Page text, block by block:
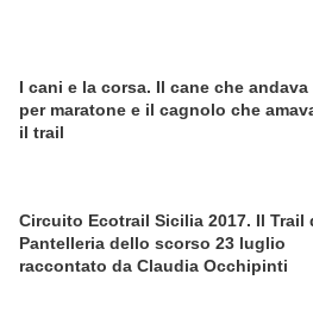
I cani e la corsa. Il cane che andava
per maratone e il cagnolo che
il trail
Circuito Ecotrail Sicilia 2017. Il Trail
Pantelleria dello scorso 23 luglio
raccontato da Claudia Occhipinti